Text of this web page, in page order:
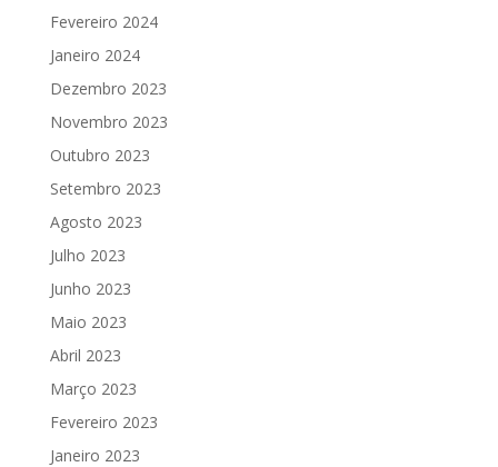
Fevereiro 2024
Janeiro 2024
Dezembro 2023
Novembro 2023
Outubro 2023
Setembro 2023
Agosto 2023
Julho 2023
Junho 2023
Maio 2023
Abril 2023
Março 2023
Fevereiro 2023
Janeiro 2023